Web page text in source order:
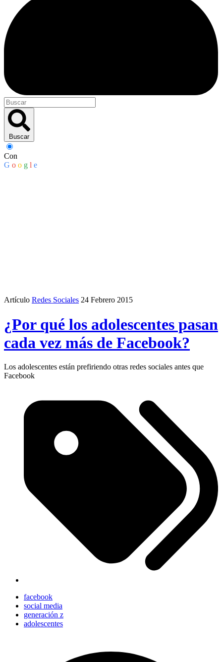
Buscar
Con
G o o g l e
Artículo Redes Sociales 24 Febrero 2015
¿Por qué los adolescentes pasan
cada vez más de Facebook?
Los adolescentes están prefiriendo otras redes sociales antes que
Facebook
facebook
social media
generación z
adolescentes